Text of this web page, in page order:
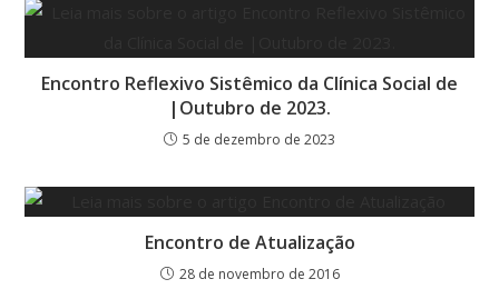
Encontro Reflexivo Sistêmico da Clínica Social de
|Outubro de 2023.
5 de dezembro de 2023
Encontro de Atualização
28 de novembro de 2016